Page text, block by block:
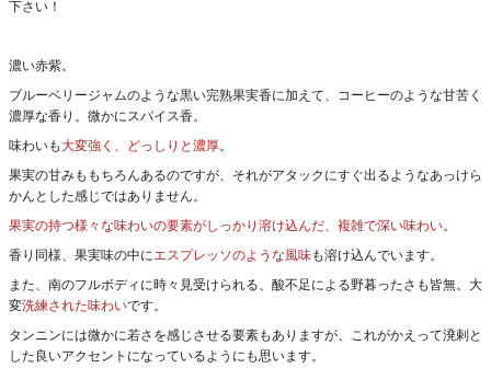
下さい！
濃い赤紫。
ブルーベリージャムのような黒い完熟果実香に加えて、コーヒーのような甘苦く
濃厚な香り。微かにスパイス香。
味わいも 大変強く、どっしりと濃厚。
果実の甘みももちろんあるのですが、それがアタックにすぐ出るようなあっけら
かんとした感じではありません。
果実の持つ様々な味わいの要素がしっかり溶け込んだ、複雑で深い味わい。
香り同様、果実味の中にエスプレッソのような風味も溶け込んでいます。
また、南のフルボディに時々見受けられる、酸不足による野暮ったさも皆無。大
変洗練された味わいです。
タンニンには微かに若さを感じさせる要素もありますが、これがかえって溌剌と
した良いアクセントになっているようにも思います。